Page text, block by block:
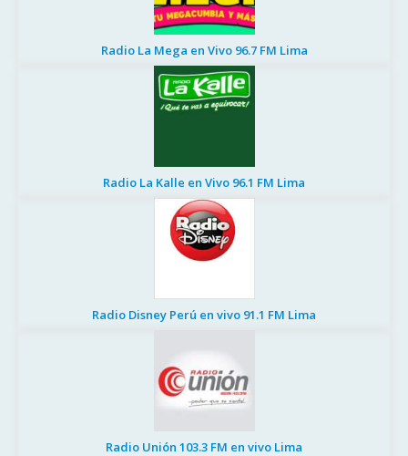
Radio La Mega en Vivo 96.7 FM Lima
Radio La Kalle en Vivo 96.1 FM Lima
Radio Disney Perú en vivo 91.1 FM Lima
Radio Unión 103.3 FM en vivo Lima